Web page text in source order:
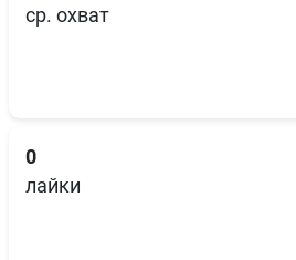
ср. охват
0
лайки